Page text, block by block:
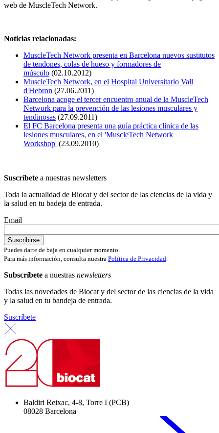
web de MuscleTech Network.
Noticias relacionadas:
MuscleTech Network presenta en Barcelona nuevos sustitutos
de tendones, colas de hueso y formadores de
músculo (02.10.2012)
MuscleTech Network, en el Hospital Universitario Vall
d'Hebron (27.06.2011)
Barcelona acoge el tercer encuentro anual de la MuscleTech
Network para la prevención de las lesiones musculares y
tendinosas (27.09.2011)
El FC Barcelona presenta una guía práctica clínica de las
lesiones musculares, en el 'MuscleTech Network
Workshop' (23.09.2010)
Suscríbete a nuestras newsletters
Toda la actualidad de Biocat y del sector de las ciencias de la vida y
la salud en tu badeja de entrada.
Email
Puedes darte de baja en cualquier momento.
Para más información, consulta nuestra Política de Privacidad.
Subscríbete a nuestras newsletters
Todas las novedades de Biocat y del sector de las ciencias de la vida
y la salud en tu bandeja de entrada.
Suscríbete
Baldiri Reixac, 4-8, Torre I (PCB)
08028 Barcelona